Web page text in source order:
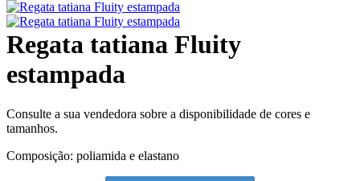
Regata tatiana Fluity
estampada
Consulte a sua vendedora sobre a disponibilidade de cores e
tamanhos.
Composição: poliamida e elastano